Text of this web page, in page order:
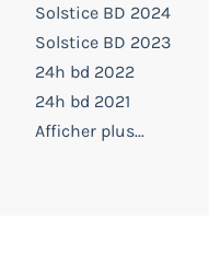
Solstice BD 2024
Solstice BD 2023
24h bd 2022
24h bd 2021
Afficher plus...